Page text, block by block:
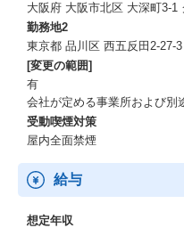
【このポジションで経験でき
多岐にわたる業界のサービス
見届けることができます。
また、さまざまな職種のメン
や経験の幅が広がります。
大阪府 大阪市北区 大深町3-
勤務地2
東京都 品川区 西五反田2-27-
[変更の範囲]
有
会社が定める事業所および別
受動喫煙対策
屋内全面禁煙
給与
想定年収